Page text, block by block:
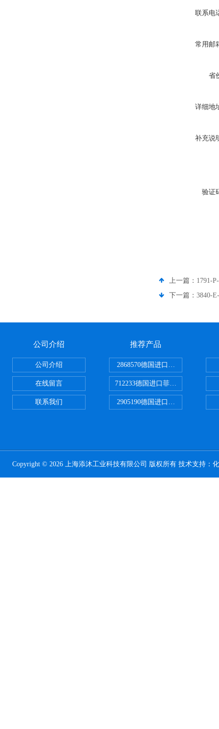
联系电
常用邮
省
详细地
补充说
验证
上一篇： 1791-
下一篇： 3840-
公司介绍
公司介绍
在线留言
联系我们
推荐产品
2868570德国进口菲尼克斯电源
712233德国进口菲尼克斯断路器
2905190德国进口菲尼克斯继电器
Copyright © 2026 上海添沐工业科技有限公司 版权所有 技术支持：